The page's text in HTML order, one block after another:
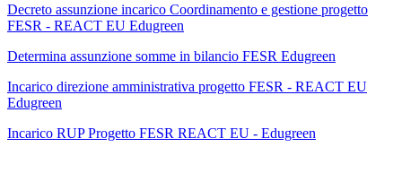
Decreto assunzione incarico Coordinamento e gestione progetto
FESR - REACT EU Edugreen
Determina assunzione somme in bilancio FESR Edugreen
Incarico direzione amministrativa progetto FESR - REACT EU
Edugreen
Incarico RUP Progetto FESR REACT EU - Edugreen